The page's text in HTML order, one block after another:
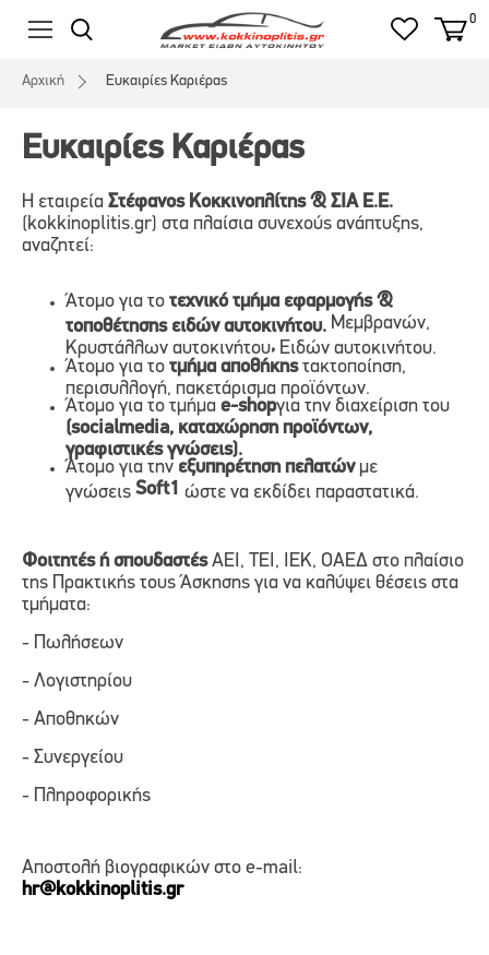
0
Αρχική Ευκαιρίες Καριέρας
Ευκαιρίες Καριέρας
Η εταιρεία Στέφανος Κοκκινοπλίτης & ΣΙΑ Ε.Ε.
(kokkinoplitis.gr) στα πλαίσια συνεχούς ανάπτυξης,
αναζητεί:
Άτομο για το τεχνικό τμήμα εφαρμογής &
τοποθέτησης ειδών αυτοκινήτου. Μεμβρανών,
Κρυστάλλων αυτοκινήτου, Ειδών αυτοκινήτου.
Άτομο για το τμήμα αποθήκηςτακτοποίηση,
περισυλλογή, πακετάρισμα προϊόντων.
Άτομο για το τμήμα e-shopγια την διαχείριση του
(socialmedia, καταχώρηση προϊόντων,
γραφιστικές γνώσεις).
Άτομο για την εξυπηρέτηση πελατώνμε
γνώσεις Soft1 ώστε να εκδίδει παραστατικά.
Φοιτητές ή σπουδαστέςΑΕΙ, ΤΕΙ, ΙΕΚ, ΟΑΕΔ στο πλαίσιο
της Πρακτικής τους Άσκησης για να καλύψει θέσεις στα
τμήματα:
- Πωλήσεων
- Λογιστηρίου
- Αποθηκών
- Συνεργείου
- Πληροφορικής
Αποστολή βιογραφικών στο e-mail:
hr@kokkinoplitis.gr